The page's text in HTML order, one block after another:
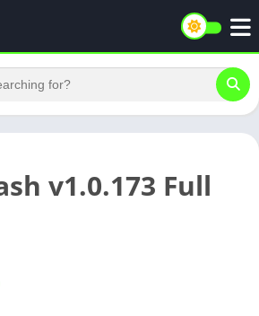
v1.0.173 Full